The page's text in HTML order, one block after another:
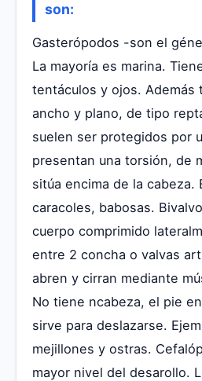
son:
Gasterópodos -son el
La mayoría es marina.
tentáculos y ojos. Además
ancho y plano, de tipo
suelen ser protegidos por
presentan una torsión, de
sitúa encima de la cabeza.
caracoles, babosas.
cuerpo comprimido
entre 2 concha o valvas
abren y cirran mediante
No tiene ncabeza, el pie
sirve para deslazarse.
mejillones y ostras.
mayor nivel del desarollo.